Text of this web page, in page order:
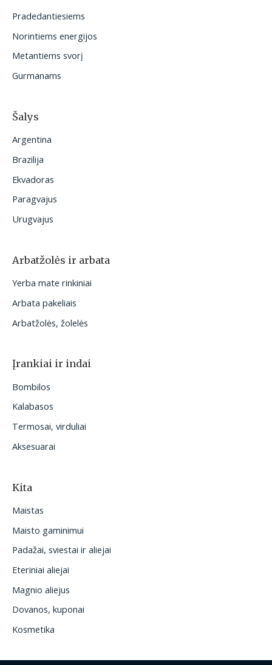
:
Pradedantiesiems
Norintiems energijos
Metantiems svorį
Gurmanams
Šalys
Argentina
Brazilija
Ekvadoras
Paragvajus
Urugvajus
Arbatžolės ir arbata
Yerba mate rinkiniai
Arbata pakeliais
Arbatžolės, žolelės
Įrankiai ir indai
Bombilos
Kalabasos
Termosai, virduliai
Aksesuarai
Kita
Maistas
Maisto gaminimui
Padažai, sviestai ir aliejai
Eteriniai aliejai
Magnio aliejus
Dovanos, kuponai
Kosmetika